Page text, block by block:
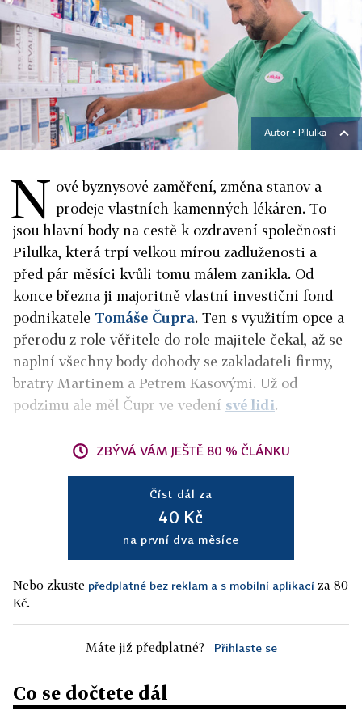
Autor ▪ Pilulka
N ové byznysové zaměření, změna stanov a
prodeje vlastních kamenných lékáren. To
jsou hlavní body na cestě k ozdravení společnosti
Pilulka, která trpí velkou mírou zadluženosti a
před pár měsíci kvůli tomu málem zanikla. Od
konce března ji majoritně vlastní investiční fond
podnikatele Tomáše Čupra. Ten s využitím opce a
přerodu z role věřitele do role majitele čekal, až se
naplní všechny body dohody se zakladateli firmy,
bratry Martinem a Petrem Kasovými. Už od
podzimu ale měl Čupr ve vedení své lidi.
ZBÝVÁ VÁM JEŠTĚ 80 % ČLÁNKU
Číst dál za
40 Kč
na první dva měsíce
Nebo zkuste předplatné bez reklam a s mobilní aplikací za 80
Kč.
Máte již předplatné? Přihlaste se
Co se dočtete dál